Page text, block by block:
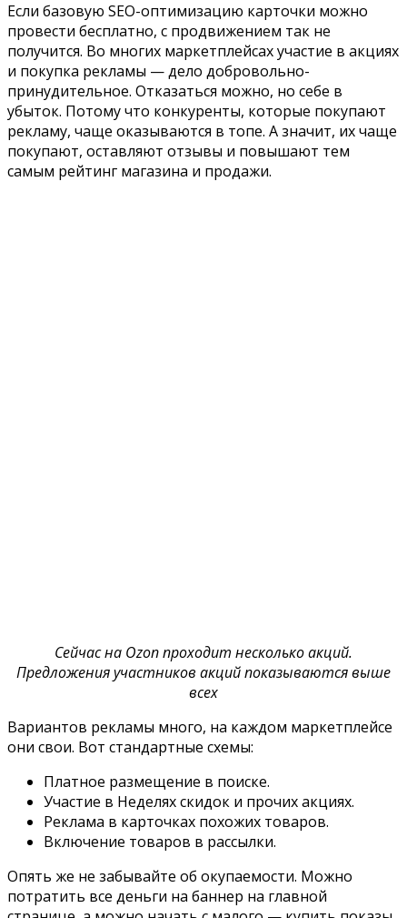
Если базовую SEO-оптимизацию карточки можно
провести бесплатно, с продвижением так не
получится. Во многих маркетплейсах участие в акциях
и покупка рекламы — дело добровольно-
принудительное. Отказаться можно, но себе в
убыток. Потому что конкуренты, которые покупают
рекламу, чаще оказываются в топе. А значит, их чаще
покупают, оставляют отзывы и повышают тем
самым рейтинг магазина и продажи.
Сейчас на Ozon проходит несколько акций.
Предложения участников акций показываются выше
всех
Вариантов рекламы много, на каждом маркетплейсе
они свои. Вот стандартные схемы:
Платное размещение в поиске.
Участие в Неделях скидок и прочих акциях.
Реклама в карточках похожих товаров.
Включение товаров в рассылки.
Опять же не забывайте об окупаемости. Можно
потратить все деньги на баннер на главной